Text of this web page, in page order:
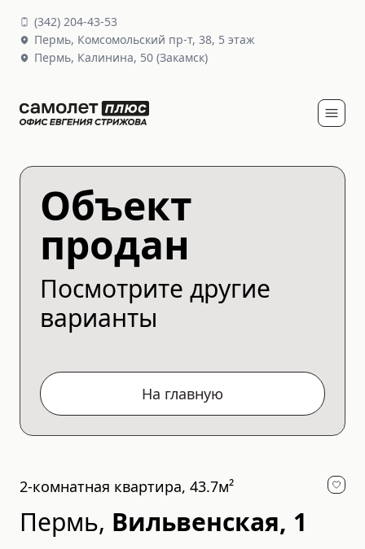
(342) 204-43-53
Пермь, Комсомольский пр-т, 38, 5 этаж
Пермь, Калинина, 50 (Закамск)
Объект
продан
Посмотрите другие
варианты
На главную
2-комнатная квартира, 43.7м²
Пермь, Вильвенская, 1